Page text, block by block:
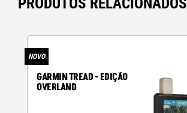
NOVO
GARMIN TREAD - EDIÇÃO
OVERLAND